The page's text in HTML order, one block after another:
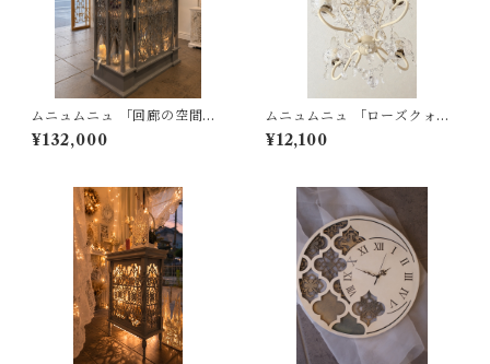
ムニュムニュ 「回廊の空間」
ナポレオン シェルフ 本棚 キャ
ビネット
¥132,000
ムニュムニュ 「ローズクォー
ツの夢」シャンデリア ピン
ク メダリオン シャビー フレ
¥12,100